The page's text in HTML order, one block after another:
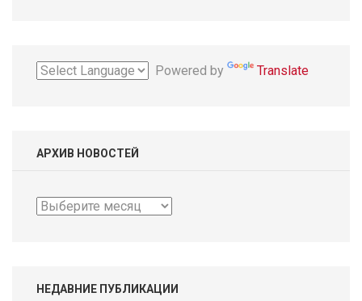
Powered by Translate
АРХИВ НОВОСТЕЙ
Архив
НЕДАВНИЕ ПУБЛИКАЦИИ